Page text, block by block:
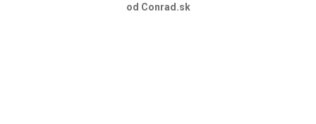
od Conrad.sk